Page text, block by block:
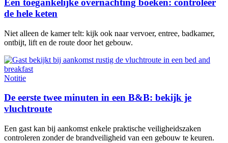
Een toegankelijke overnachting boeken: controleer
de hele keten
Niet alleen de kamer telt: kijk ook naar vervoer, entree, badkamer,
ontbijt, lift en de route door het gebouw.
Notitie
De eerste twee minuten in een B&B: bekijk je
vluchtroute
Een gast kan bij aankomst enkele praktische veiligheidszaken
controleren zonder de brandveiligheid van een gebouw te keuren.